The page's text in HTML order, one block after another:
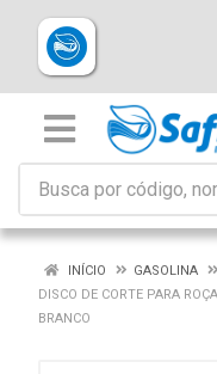
INÍCIO GASOLINA
DISCO DE CORTE PARA
BRANCO